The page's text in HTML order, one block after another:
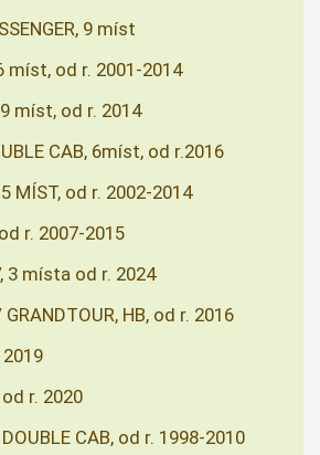
9 míst
míst, od r. 2001-2014
míst, od r. 2014
CAB, 6míst, od r.2016
5 MÍST, od r. 2002-2014
r. 2007-2015
3 místa od r. 2024
GRANDTOUR, HB, od r. 2016
2019
r. 2020
CAB, od r. 1998-2010